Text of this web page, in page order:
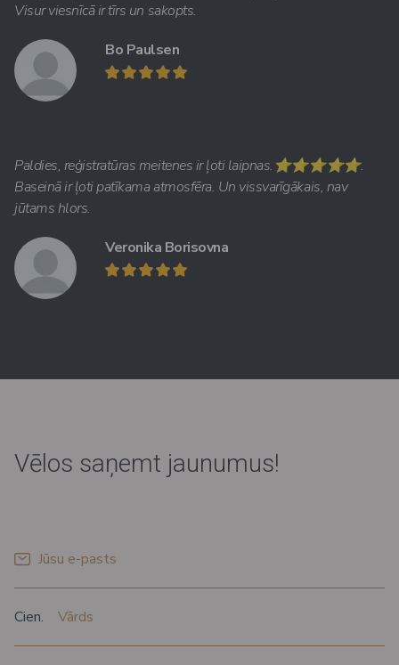
Visur viesnīcā ir tīrs un sakopts.
Bo Paulsen
Paldies, reģistratūras meitenes ir ļoti laipnas.⭐️⭐️⭐️⭐️⭐️.
Baseinā ir ļoti patīkama atmosfēra. Un vissvarīgākais, nav
jūtams hlors.
Veronika Borisovna
Vēlos saņemt jaunumus!
Jūsu e-pasts*
UzrunaVārds